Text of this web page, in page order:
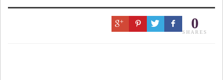
0
SHARES